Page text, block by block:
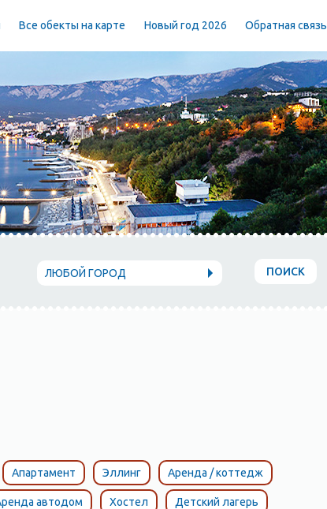
Все обекты на карте Новый год 2026 Обратная связь
ЛЮБОЙ ГОРОД ПОИСК
Апартамент Эллинг Аренда / коттедж
автодом Хостел Детский лагерь